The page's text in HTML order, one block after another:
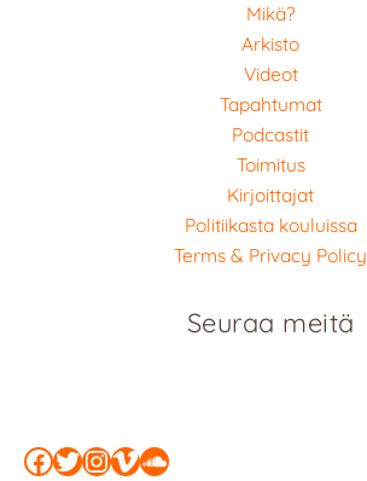
Mikä?
Arkisto
Videot
Tapahtumat
Podcastit
Toimitus
Kirjoittajat
Politiikasta kouluissa
Terms & Privacy Policy
Seuraa meitä
Facebook
Twitter
Instagram
Vimeo
SoundCloud